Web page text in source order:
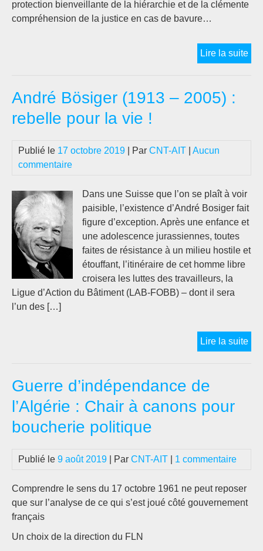
protection bienveillante de la hiérarchie et de la clémente
compréhension de la justice en cas de bavure…
Lire la suiteLa
André Bösiger (1913 – 2005) :
rebelle pour la vie !
Publié le 17 octobre 2019 | Par CNT-AIT
Aucun
commentaire
Dans une Suisse que l’on se plaît à voir
paisible, l’existence d’André Bosiger fait
figure d’exception. Après une enfance et
une adolescence jurassiennes, toutes
faites de résistance à un milieu hostile et
étouffant, l’itinéraire de cet homme libre
croisera les luttes des travailleurs, la
Ligue d’Action du Bâtiment (LAB-FOBB) – dont il sera
l’un des […]
Lire la suite
Guerre d’indépendance de
l’Algérie : Chair à canons pour
boucherie politique
Publié le 9 août 2019 | Par CNT-AIT 1 commentaire
Comprendre le sens du 17 octobre 1961 ne peut reposer
que sur l’analyse de ce qui s’est joué côté gouvernement
français
Un choix de la direction du FLN